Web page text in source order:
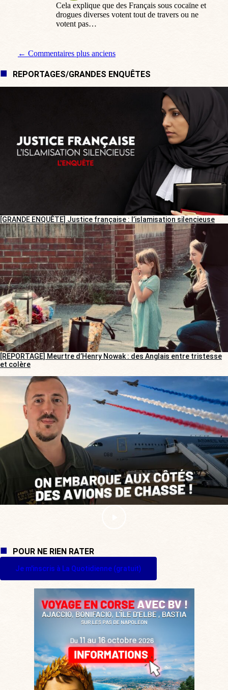
Cela explique que des Français sous cocaïne et
drogues diverses votent tout de travers ou ne
votent pas…
Navigation de commentaire
← Commentaires plus anciens
REPORTAGES/GRANDES ENQUÊTES
[GRANDE ENQUÊTE] Justice française : l’islamisation silencieuse
[REPORTAGE] Meurtre d’Henry Nowak : des Anglais entre tristesse
et colère
POUR NE RIEN RATER
Je m'inscris à La Quotidienne (gratuit)